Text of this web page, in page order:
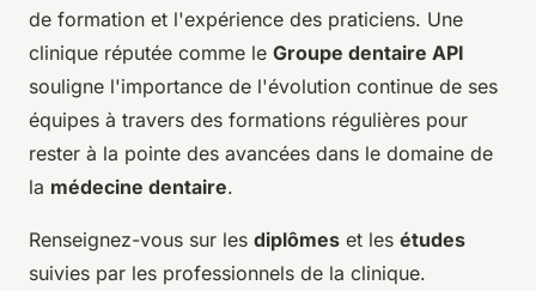
de formation et l'expérience des praticiens. Une
clinique réputée comme le Groupe dentaire API
souligne l'importance de l'évolution continue de ses
équipes à travers des formations régulières pour
rester à la pointe des avancées dans le domaine de
la médecine dentaire.
Renseignez-vous sur les diplômes et les études
suivies par les professionnels de la clinique.